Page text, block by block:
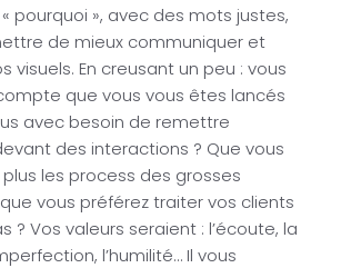
pourquoi », avec des mots justes,
de mieux communiquer et
visuels. En creusant un peu : vous
que vous vous êtes lancés
avec besoin de remettre
des interactions ? Que vous
les process des grosses
vous préférez traiter vos clients
? Vos valeurs seraient : l’écoute, la
l’humilité… Il vous